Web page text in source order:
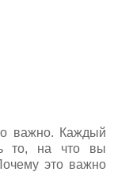
важно. Каждый
то, на что вы
это важно